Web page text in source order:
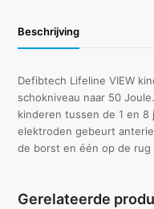
Beschrijving
Defibtech Lifeline VIEW
schokniveau naar 50
kinderen tussen de 1 en
elektroden gebeurt
de borst en één op de
Gerelateerde